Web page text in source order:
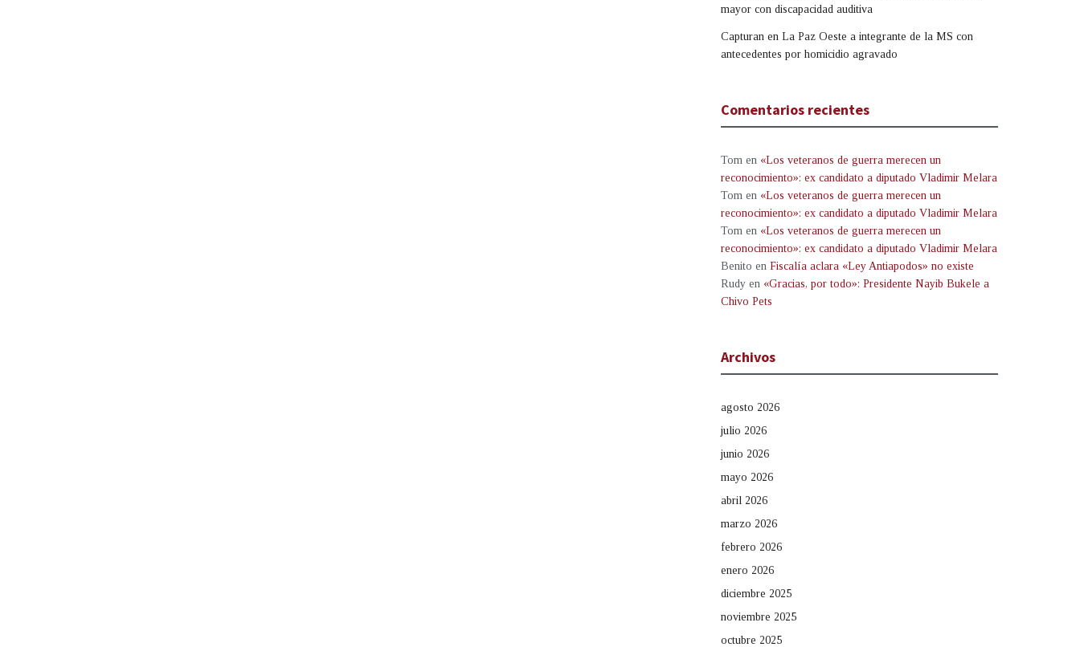
mayor con discapacidad auditiva
Capturan en La Paz Oeste a integrante de la MS con
antecedentes por homicidio agravado
Comentarios recientes
Tom en «Los veteranos de guerra merecen un
reconocimiento»: ex candidato a diputado Vladimir Melara
Tom en «Los veteranos de guerra merecen un
reconocimiento»: ex candidato a diputado Vladimir Melara
Tom en «Los veteranos de guerra merecen un
reconocimiento»: ex candidato a diputado Vladimir Melara
Benito en Fiscalía aclara «Ley Antiapodos» no existe
Rudy en «Gracias, por todo»: Presidente Nayib Bukele a
Chivo Pets
Archivos
agosto 2026
julio 2026
junio 2026
mayo 2026
abril 2026
marzo 2026
febrero 2026
enero 2026
diciembre 2025
noviembre 2025
octubre 2025